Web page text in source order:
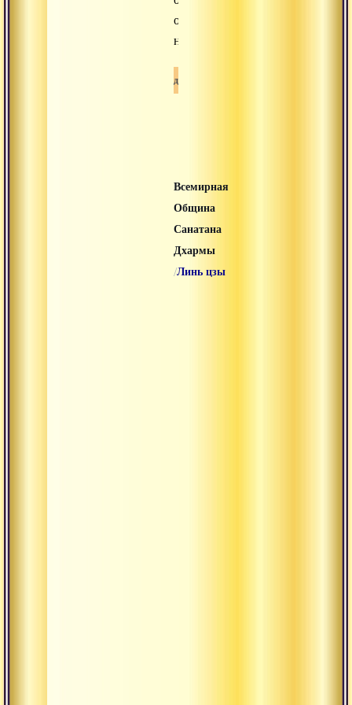
от
непонимания.
Буддизм
Всемирная
Община
Санатана
Дхармы
/Линь цзы